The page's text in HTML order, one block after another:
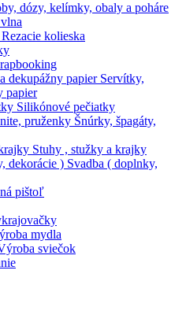
dózy, kelímky, obaly a poháre
Rezacie kolieska
Servítky,
papier
Silikónové pečiatky
Šnúrky, špagáty,
Stuhy , stužky a krajky
Svadba ( doplnky,
pištoľ
mydla
sviečok